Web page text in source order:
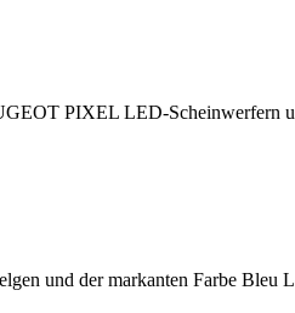
PIXEL LED-Scheinwerfern
und der markanten Farbe